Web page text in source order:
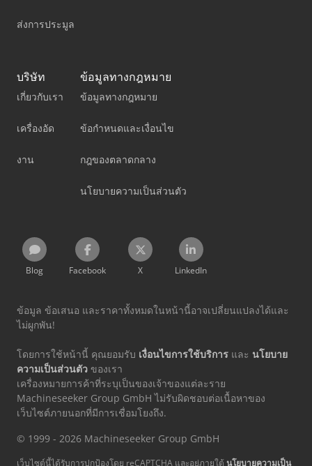
ส่งการประมูล
บริษัท
เกี่ยวกับเรา
เครื่องอัด
งาน
ข้อมูลทางกฎหมาย
ข้อมูลทางกฎหมาย
ข้อกำหนดและเงื่อนไข
กฎของตลาดกลาง
นโยบายความเป็นส่วนตัว
Blog Facebook X LinkedIn
ข้อมูล ข้อเสนอ และราคาทั้งหมดในหน้านี้อาจเปลี่ยนแปลงได้และ
ไม่ผูกพัน!
โดยการใช้หน้านี้ คุณยอมรับ เงื่อนไขการใช้บริการ และ นโยบาย
ความเป็นส่วนตัว ของเรา
เครื่องหมายการค้าที่ระบุเป็นของเจ้าของแต่ละราย
Machineseeker Group GmbH ไม่รับผิดชอบต่อเนื้อหาของ
เว็บไซต์ภายนอกที่มีการเชื่อมโยงถึง.
© 1999 - 2026 Machineseeker Group GmbH
เว็บไซต์นี้ได้รับการปกป้องโดย reCAPTCHA และอยู่ภายใต้นโยบายความเป็น